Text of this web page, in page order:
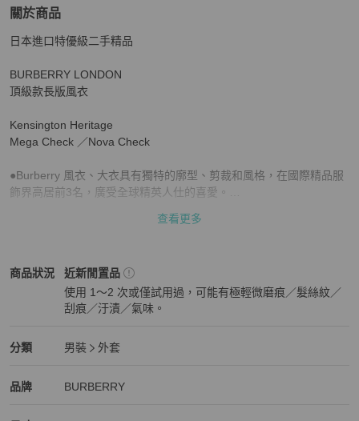
關於商品
關於男M碼／近新極美／Burberry London 頂級款男神風衣
日本進口特優級二手精品
BURBERRY LONDON
頂級款長版風衣
Kensington Heritage
Mega Check ／Nova Check
●Burberry 風衣、大衣具有獨特的廓型、剪裁和風格，在國際精品服
飾界高居前3名，廣受全球精英人仕的喜愛。
風衣面料是採用Burberry 專利的華達尼棉。可防小雨、潑水。
●特色：
▪︎領子背面立起時，可看到經典NOVA格紋。
查看更多
商品狀況
BURBERRY男裝商品狀態與細節
近新閒置品
使用 1～2 次或僅試用過，可能有極輕微磨痕／髮絲紋／
刮痕／汙漬／氣味。
分類
BURBERRY男裝分類資訊
男裝
外套
品牌
BURBERRY精品男裝品牌介紹
BURBERRY
BURBERRY推薦清單